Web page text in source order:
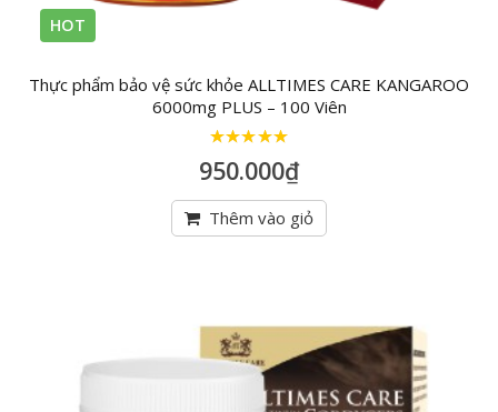
HOT
Thực phẩm bảo vệ sức khỏe ALLTIMES CARE KANGAROO
6000mg PLUS – 100 Viên
950.000₫
Thêm vào giỏ